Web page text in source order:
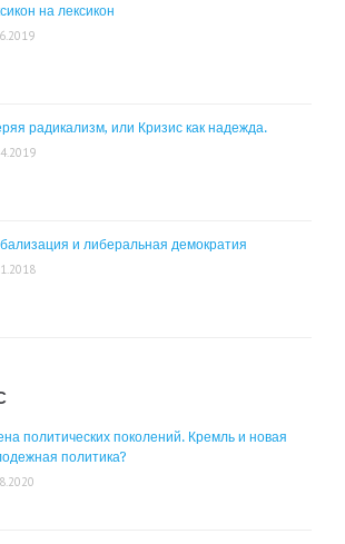
на лексикон
радикализм, или Кризис как надежда.
и либеральная демократия
политических поколений. Кремль и новая
политика?